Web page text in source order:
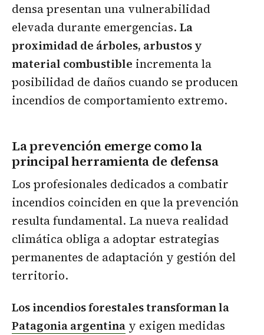
densa presentan una vulnerabilidad
elevada durante emergencias. La
proximidad de árboles, arbustos y
material combustible incrementa la
posibilidad de daños cuando se producen
incendios de comportamiento extremo.
La prevención emerge como la
principal herramienta de defensa
Los profesionales dedicados a combatir
incendios coinciden en que la prevención
resulta fundamental. La nueva realidad
climática obliga a adoptar estrategias
permanentes de adaptación y gestión del
territorio.
Los incendios forestales transforman la
Patagonia argentina y exigen medidas